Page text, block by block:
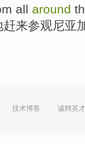
all around
赶来参观尼亚
技术博客 诚聘英才